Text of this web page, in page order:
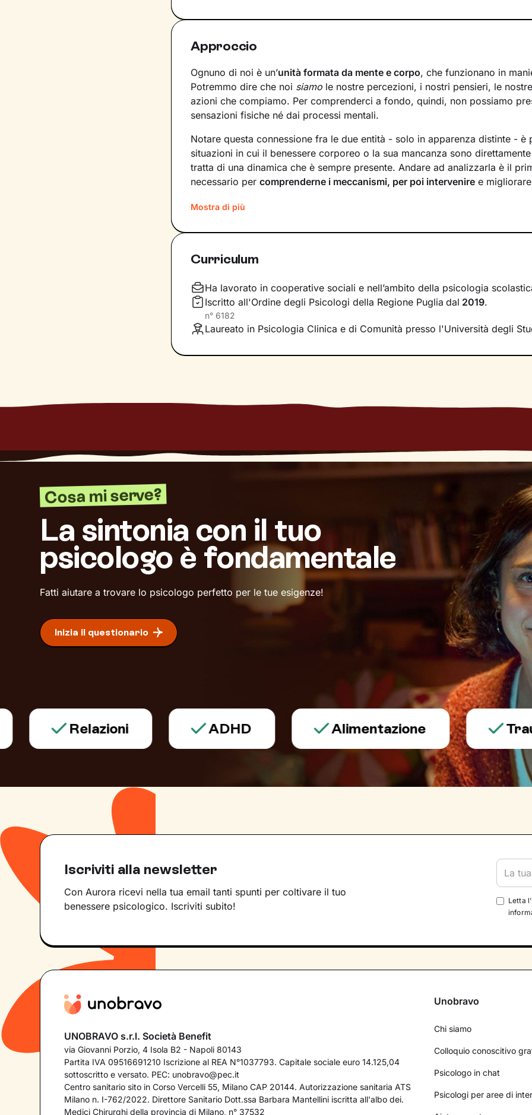
Approccio
Ognuno di noi è un’unità formata da mente e corpo, che funzionano in
Potremmo dire che noi siamo le nostre percezioni, i nostri pensieri, le
azioni che compiamo. Per comprenderci a fondo, quindi, non possiamo
sensazioni fisiche né dai processi mentali.
Notare questa connessione fra le due entità - solo in apparenza distinte - è
situazioni in cui il benessere corporeo o la sua mancanza sono
tratta di una dinamica che è sempre presente. Andare ad analizzarla è il
necessario per comprenderne i meccanismi, per poi intervenire e
forti che sta a noi cogliere e interpretare. A nostra volta possiamo
avere la padronanza necessaria per esprimerci adeguatamente nelle
I nostri incontri si baseranno sia sul dialogosia su tecniche corporee
esempio il respiro, il movimento o particolari posizioni statiche. Attraverso
andremo sempre più a fondo fino a farti raggiungere unlivello di
benessere.
Mostra di più
Curriculum
Ha lavorato in cooperative sociali e nell’ambito della psicologia
Iscritto all'Ordine degli Psicologi della Regione Puglia dal 2019.
n° 6182
Laureato in Psicologia Clinica e di Comunità presso l'Università degli
Cosa mi serve?
La sintonia con il tuo
psicologo è fondamentale
Fatti aiutare a trovare lo psicologo perfetto per le tue esigenze!
Inizia il questionario
Relazioni ADHD Alimentazione Trauma
Iscriviti alla newsletter
Con Aurora ricevi nella tua email tanti spunti per coltivare il tuo
benessere psicologico. Iscriviti subito!
Letta l'
UNOBRAVO s.r.l. Società Benefit
via Giovanni Porzio, 4 Isola B2 - Napoli 80143
Partita IVA 09516691210 Iscrizione al REA N°1037793. Capitale sociale euro 14.125,04
sottoscritto e versato. PEC: unobravo@pec.it
Centro sanitario sito in Corso Vercelli 55, Milano CAP 20144. Autorizzazione sanitaria ATS
Milano n. I-762/2022. Direttore Sanitario Dott.ssa Barbara Mantellini iscritta all'albo dei.
Medici Chirurghi della provincia di Milano, n° 37532
Unobravo
Chi siamo
Colloquio conoscitivo
Psicologo in chat
Psicologi per aree di